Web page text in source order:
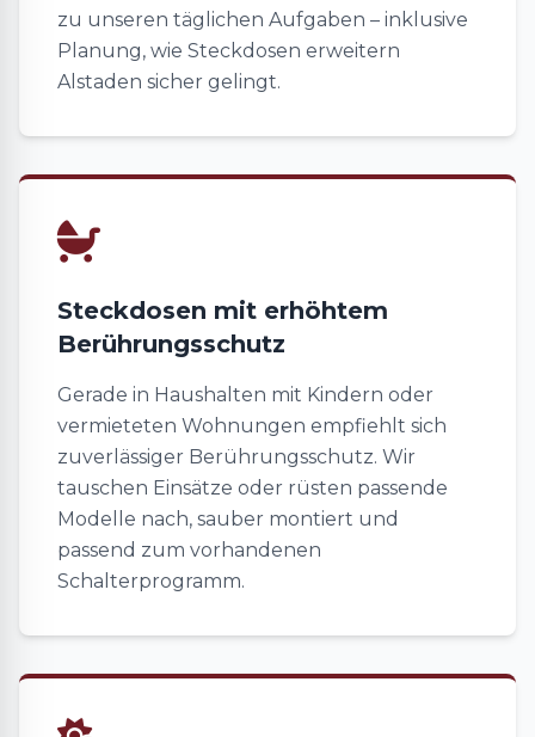
zu unseren täglichen Aufgaben – inklusive
Planung, wie Steckdosen erweitern
Alstaden sicher gelingt.
Steckdosen mit erhöhtem
Berührungsschutz
Gerade in Haushalten mit Kindern oder
vermieteten Wohnungen empfiehlt sich
zuverlässiger Berührungsschutz. Wir
tauschen Einsätze oder rüsten passende
Modelle nach, sauber montiert und
passend zum vorhandenen
Schalterprogramm.